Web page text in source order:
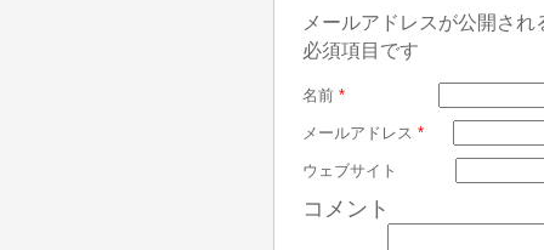
メールアドレスが公開さ
必須項目です
名前 *
メールアドレス *
ウェブサイト
コメント